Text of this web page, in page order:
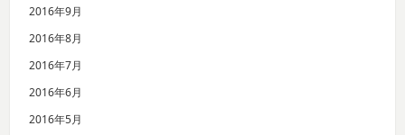
2016年9月
2016年8月
2016年7月
2016年6月
2016年5月